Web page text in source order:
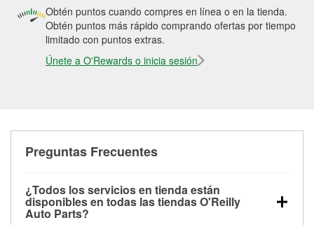
Obtén puntos cuando compres en línea o en la tienda.
Obtén puntos más rápido comprando ofertas por tiempo
limitado con puntos extras.
Únete a O'Rewards o inicia sesión
Preguntas Frecuentes
¿Todos los servicios en tienda están
disponibles en todas las tiendas O'Reilly
Auto Parts?